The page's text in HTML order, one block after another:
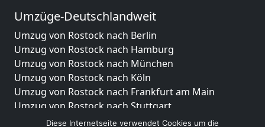
Umzüge-Deutschlandweit
Umzug von Rostock nach Berlin
Umzug von Rostock nach Hamburg
Umzug von Rostock nach München
Umzug von Rostock nach Köln
Umzug von Rostock nach Frankfurt am Main
Umzug von Rostock nach Stuttgart
Umzug von Rostock nach Düsseldorf
Diese Internetseite verwendet Cookies um die